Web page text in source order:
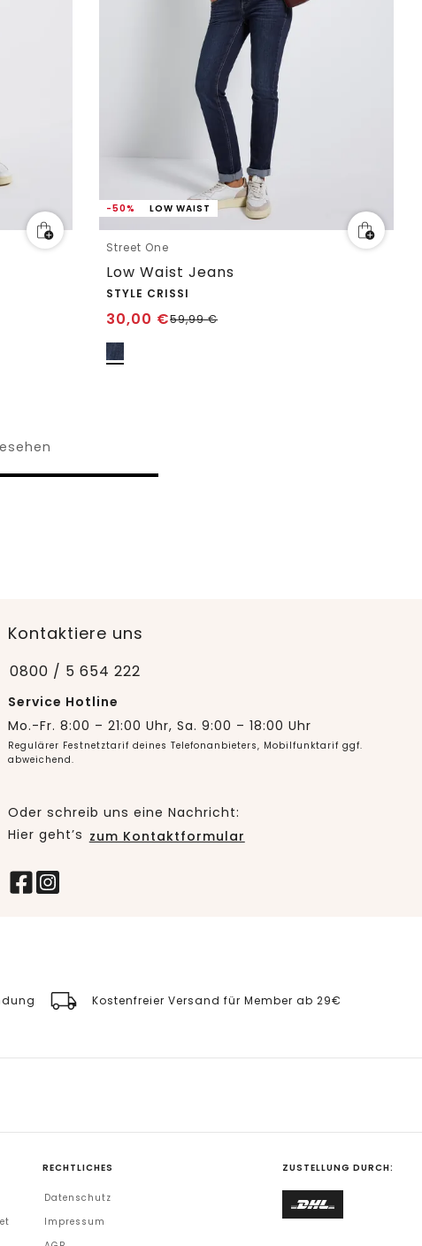
-50% LOW WAIST
Street One
Low Waist Jeans
STYLE CRISSI
30,00 €59,99€
Kontaktiere uns
0800 / 5 654 222
Service Hotline
Mo.-Fr. 8:00 – 21:00 Uhr, Sa. 9:00 – 18:00 Uhr
Regulärer Festnetztarif deines Telefonanbieters, Mobilfunktarif ggf.
abweichend.
Oder schreib uns eine Nachricht:
Hier geht’s zum Kontaktformular
Kostenfreier Versand für Member ab 29€
RECHTLICHES
Datenschutz
Impressum
ZUSTELLUNG DURCH: